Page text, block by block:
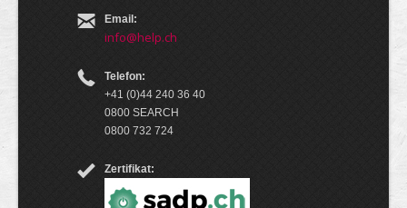
Email:
info@help.ch
Telefon:
+41 (0)44 240 36 40
0800 SEARCH
0800 732 724
Zertifikat: